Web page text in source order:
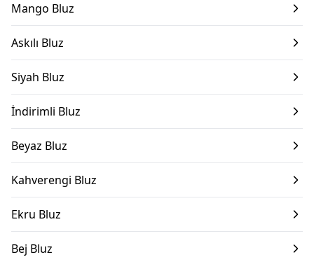
Mango Bluz
Askılı Bluz
Siyah Bluz
İndirimli Bluz
Beyaz Bluz
Kahverengi Bluz
Ekru Bluz
Bej Bluz